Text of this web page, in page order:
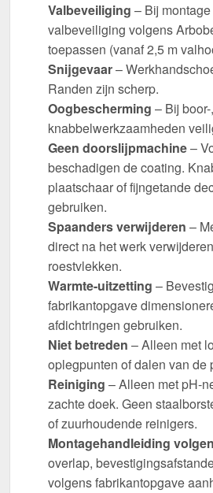
Valbeveiliging – Bij
valbeveiliging volgens
toepassen (vanaf 2,5 m
Snijgevaar–
Randen zijn scherp.
Oogbescherming – Bij
knabbelwerkzaamheden
Geen doorslijpmachine–
beschadigen de coating.
plaatschaar of fijngetande
gebruiken.
Spaanders verwijderen –
direct na het werk
roestvlekken.
Warmte-uitzetting –
fabrikantopgave
afdichtringen gebruiken.
Niet betreden – Alleen met
oplegpunten of dalen van de
Reiniging – Alleen met pH-
zachte doek. Geen
of zuurhoudende reinigers.
Montagehandleiding volgen
overlap,
volgens fabrikantopgave